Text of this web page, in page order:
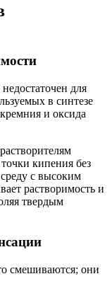
для
в синтезе
и оксида
кипения без
с высоким
растворимость и
твердым
смешиваются; они